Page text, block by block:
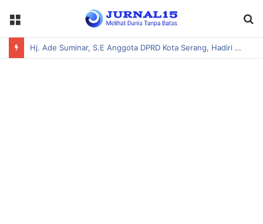
Menu
Hj. Ade Suminar, S.E Anggota DPRD Kota Serang, Hadiri Acara Pembukaan Bakti Siliwangi Manunggal Satata Sariksa T.A 2026 Kodim 06/02 Serang